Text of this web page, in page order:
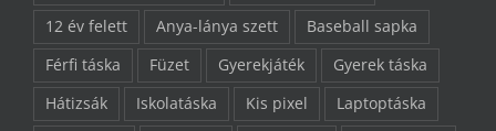
12 év felett
Anya-lánya szett
Baseball sapka
Férfi táska
Füzet Gyerekjáték
Gyerek táska
Hátizsák
Iskolatáska Kis pixel
Laptoptáska